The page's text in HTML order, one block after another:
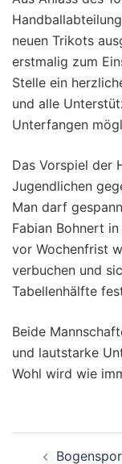
neuen Trikots
erstmalig zum
Stelle ein
und alle
Unterfangen
Das Vorspiel der
Jugendlichen
Man darf
Fabian Bohnert
vor Wochenfrist
verbuchen und
Tabellenhälfte
Beide
und lautstarke
Wohl wird wie